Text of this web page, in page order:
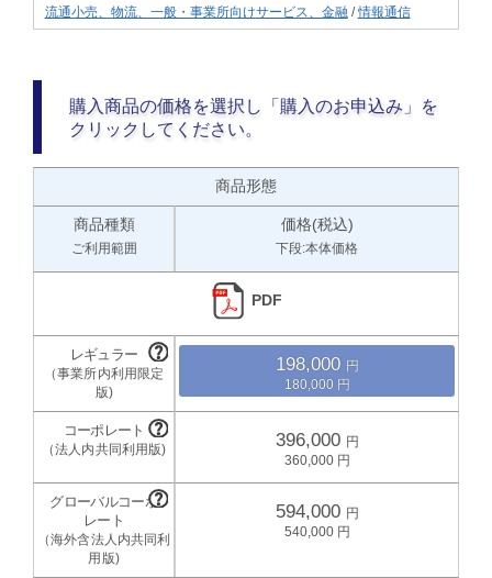
流通小売、物流、一般・事業所向けサービス、金融 /情報通信
購入商品の価格を選択し「購入のお申込み」を
クリックしてください。
商品形態
商品種類
ご利用範囲
価格(税込)
下段:本体価格
PDF
198,000
180,000
396,000
360,000
594,000
540,000